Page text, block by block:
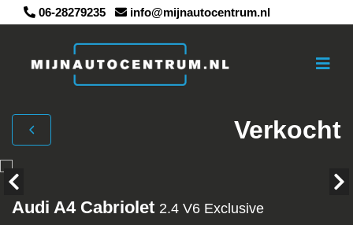
06-28279235 info@mijnautocentrum.nl
Verkocht
Audi A4 Cabriolet 2.4 V6 Exclusive